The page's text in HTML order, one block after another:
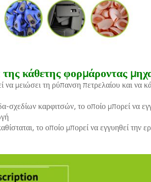
κάθετης φορμάροντας
μειώσει τη ρύπανση πετρελαίου και να
καρφιτσών, το οποίο μπορεί να
το οποίο μπορεί να εγγυηθεί την